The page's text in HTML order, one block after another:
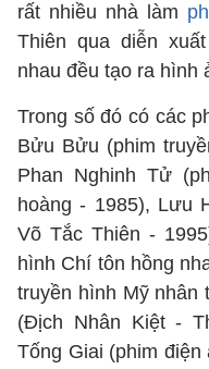
rất nhiều nhà làm
Thiên qua diễn
nhau đều tạo ra hình
Trong số đó có các
Bửu Bửu (phim
Phan Nghinh Tử
hoàng - 1985), Lưu
Võ Tắc Thiên -
hình Chí tôn hồng
truyền hình Mỹ nhân
(Địch Nhân Kiệt -
Tống Giai (phim